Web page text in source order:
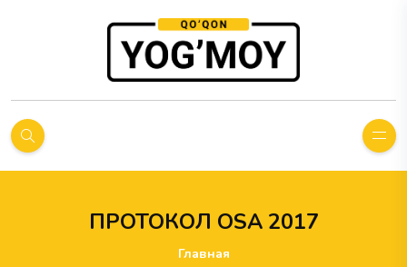
ПРОТОКОЛ OSA 2017
Главная